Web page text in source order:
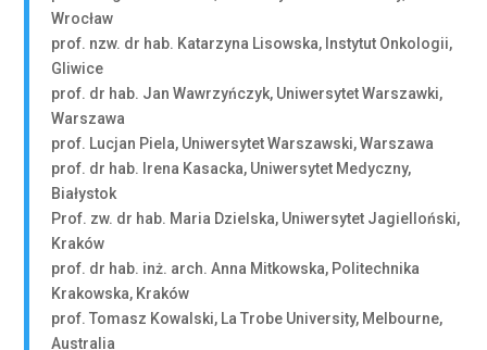
Wrocław
prof. nzw. dr hab. Katarzyna Lisowska, Instytut Onkologii,
Gliwice
prof. dr hab. Jan Wawrzyńczyk, Uniwersytet Warszawki,
Warszawa
prof. Lucjan Piela, Uniwersytet Warszawski, Warszawa
prof. dr hab. Irena Kasacka, Uniwersytet Medyczny,
Białystok
Prof. zw. dr hab. Maria Dzielska, Uniwersytet Jagielloński,
Kraków
prof. dr hab. inż. arch. Anna Mitkowska, Politechnika
Krakowska, Kraków
prof. Tomasz Kowalski, La Trobe University, Melbourne,
Australia